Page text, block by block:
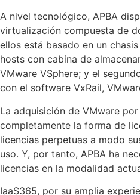
A nivel tecnológico, APBA
virtualización compuesta de
ellos está basado en un
hosts con cabina de
VMware VSphere; y el
con el software VxRail,
La adquisición de VMware
completamente la forma de
licencias perpetuas a modo
uso. Y, por tanto, APBA ha
licencias en la modalidad
IaaS365, por su amplia